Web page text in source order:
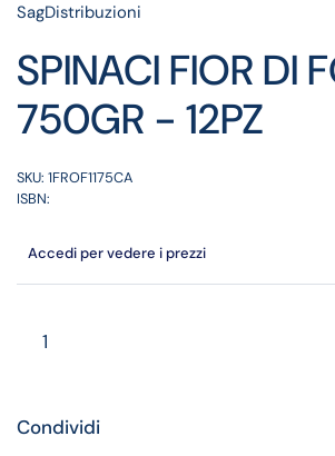
SagDistribuzioni
SPINACI FIOR DI
750GR - 12PZ
SKU: 1FROF1175CA
ISBN:
Accedi per vedere i prezzi
Condividi